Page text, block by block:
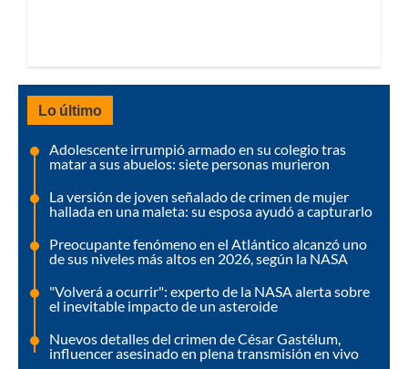
Lo último
Adolescente irrumpió armado en su colegio tras
matar a sus abuelos: siete personas murieron
La versión de joven señalado de crimen de mujer
hallada en una maleta: su esposa ayudó a capturarlo
Preocupante fenómeno en el Atlántico alcanzó uno
de sus niveles más altos en 2026, según la NASA
"Volverá a ocurrir": experto de la NASA alerta sobre
el inevitable impacto de un asteroide
Nuevos detalles del crimen de César Gastélum,
influencer asesinado en plena transmisión en vivo